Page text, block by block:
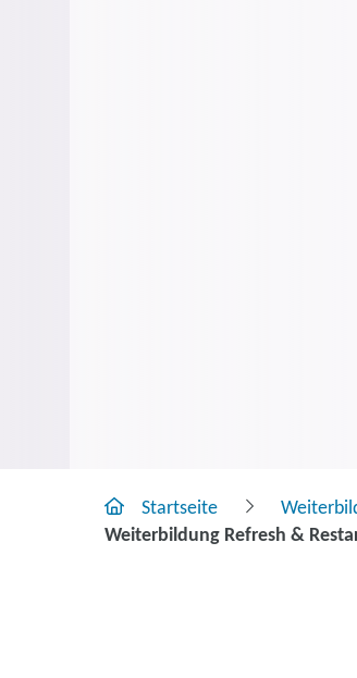
Startseite
Weiterbildung Refresh &